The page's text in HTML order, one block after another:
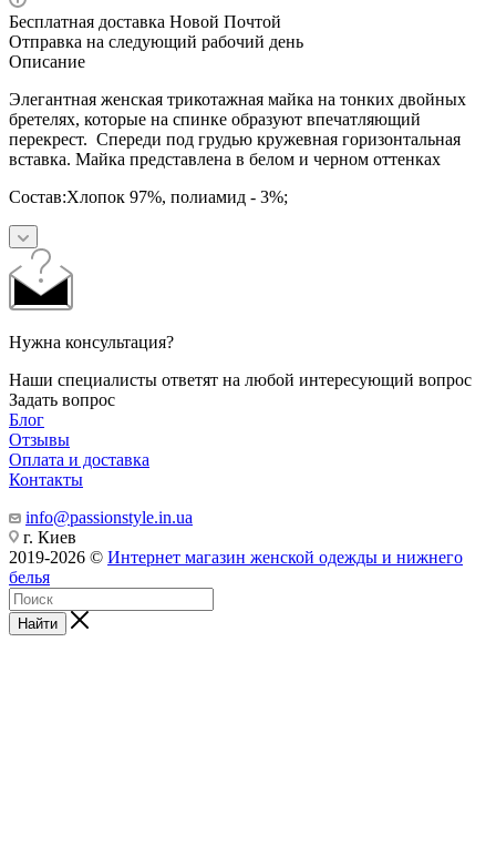
Бесплатная доставка Новой Почтой
Отправка на следующий рабочий день
Описание
Элегантная женская трикотажная майка на тонких двойных
бретелях, которые на спинке образуют впечатляющий
перекрест. Спереди под грудью кружевная горизонтальная
вставка. Майка представлена в белом и черном оттенках
Состав:Хлопок 97%, полиамид - 3%;
Нужна консультация?
Наши специалисты ответят на любой интересующий вопрос
Задать вопрос
Блог
Отзывы
Оплата и доставка
Контакты
info@passionstyle.in.ua
г. Киев
2019-2026 © Интернет магазин женской одежды и нижнего
белья
Найти